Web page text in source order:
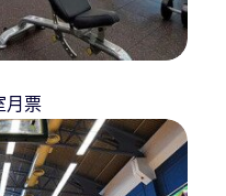
月票